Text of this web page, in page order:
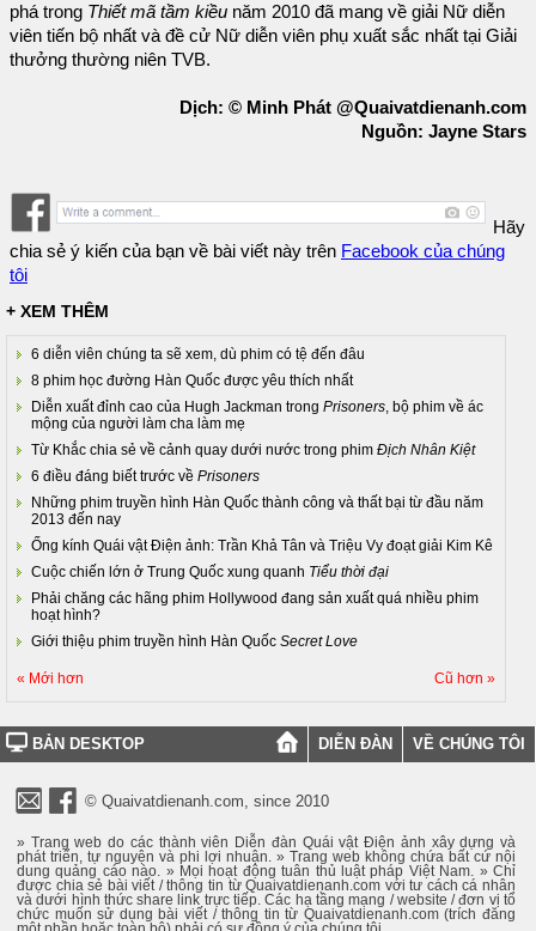
phá trong Thiết mã tầm kiều năm 2010 đã mang về giải Nữ diễn
viên tiến bộ nhất và đề cử Nữ diễn viên phụ xuất sắc nhất tại Giải
thưởng thường niên TVB.
Dịch: © Minh Phát @Quaivatdienanh.com
Nguồn: Jayne Stars
Hãy
chia sẻ ý kiến của bạn về bài viết này trên Facebook của chúng
tôi
+ XEM THÊM
6 diễn viên chúng ta sẽ xem, dù phim có tệ đến đâu
8 phim học đường Hàn Quốc được yêu thích nhất
Diễn xuất đỉnh cao của Hugh Jackman trong Prisoners, bộ phim về ác
mộng của người làm cha làm mẹ
Từ Khắc chia sẻ về cảnh quay dưới nước trong phim Địch Nhân Kiệt
6 điều đáng biết trước về Prisoners
Những phim truyền hình Hàn Quốc thành công và thất bại từ đầu năm
2013 đến nay
Ống kính Quái vật Điện ảnh: Trần Khả Tân và Triệu Vy đoạt giải Kim Kê
Cuộc chiến lớn ở Trung Quốc xung quanh Tiểu thời đại
Phải chăng các hãng phim Hollywood đang sản xuất quá nhiều phim
hoạt hình?
Giới thiệu phim truyền hình Hàn Quốc Secret Love
« Mới hơn Cũ hơn »
BẢN DESKTOP DIỄN ĐÀN VỀ CHÚNG TÔI
© Quaivatdienanh.com, since 2010
» Trang web do các thành viên Diễn đàn Quái vật Điện ảnh xây dựng và
phát triển, tự nguyện và phi lợi nhuận. » Trang web không chứa bất cứ nội
dung quảng cáo nào. » Mọi hoạt động tuân thủ luật pháp Việt Nam. » Chỉ
được chia sẻ bài viết / thông tin từ Quaivatdienanh.com với tư cách cá nhân
và dưới hình thức share link trực tiếp. Các hạ tầng mạng / website / đơn vị tổ
chức muốn sử dụng bài viết / thông tin từ Quaivatdienanh.com (trích đăng